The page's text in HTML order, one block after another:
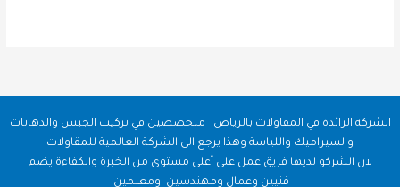
الشركة الرائدة في المقاولات بالرياض متخصصين في تركيب الجبس والدهانات
والسيراميك واللياسة وهذا يرجع الى الشركة العالمية للمقاولات
لان الشركو لديها فريق عمل على أعلى مستوى من الخبرة والكفاءة يضم
فنيين وعمال ومهندسين ومعلمين.